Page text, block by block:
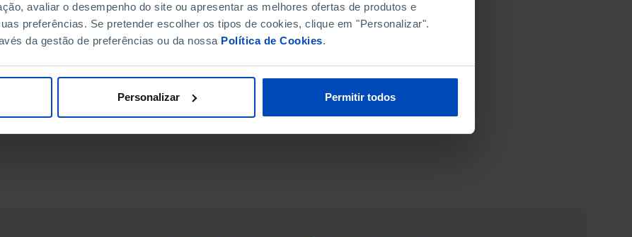
avaliar o desempenho do site ou apresentar as melhores ofertas de produtos e
preferências. Se pretender escolher os tipos de cookies, clique em "Personalizar".
da gestão de preferências ou da nossa Política de Cookies.
Personalizar Permitir todos